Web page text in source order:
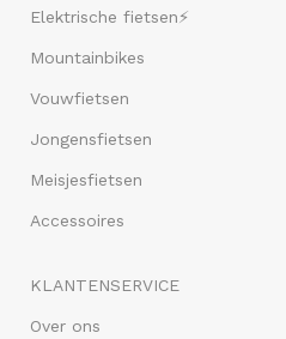
Elektrische fietsen⚡
Mountainbikes
Vouwfietsen
Jongensfietsen
Meisjesfietsen
Accessoires
KLANTENSERVICE
Over ons